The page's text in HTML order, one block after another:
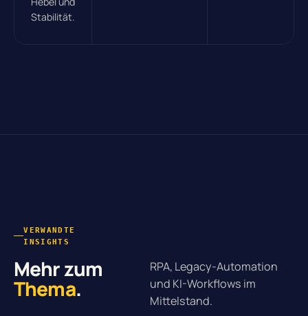
Stabilität.
VERWANDTE
INSIGHTS
Mehr zum
Thema.
RPA, Legacy-Automation
und KI-Workflows im
Mittelstand.